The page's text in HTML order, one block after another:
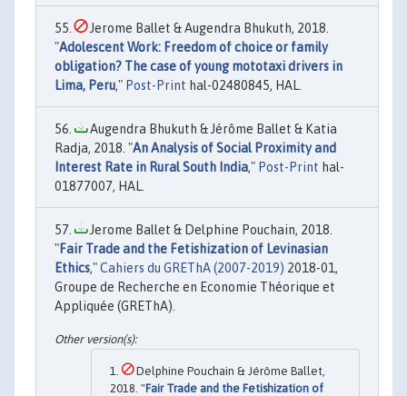
Jerome Ballet & Augendra Bhukuth, 2018.
"Adolescent Work: Freedom of choice or family
obligation? The case of young mototaxi drivers in
Lima, Peru," Post-Print hal-02480845, HAL.
Augendra Bhukuth & Jérôme Ballet & Katia
Radja, 2018. "An Analysis of Social Proximity and
Interest Rate in Rural South India," Post-Print hal-
01877007, HAL.
Jerome Ballet & Delphine Pouchain, 2018.
"Fair Trade and the Fetishization of Levinasian
Ethics,"Cahiers du GREThA (2007-2019) 2018-01,
Groupe de Recherche en Economie Théorique et
Appliquée (GREThA).
Delphine Pouchain & Jérôme Ballet,
2018. "Fair Trade and the Fetishization of